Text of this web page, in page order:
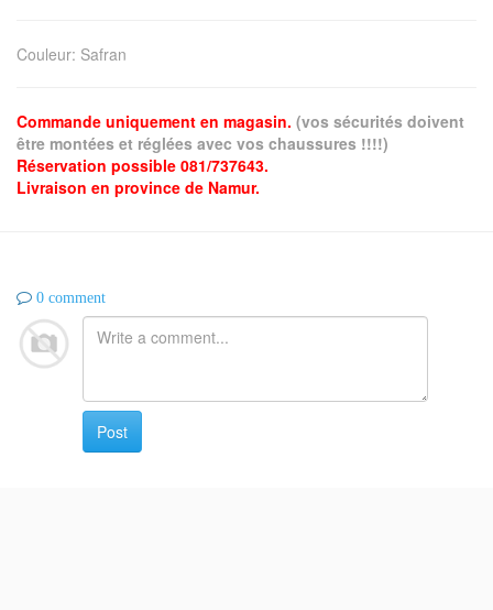
Couleur: Safran
Commande uniquement en magasin. (vos sécurités doivent
être montées et réglées avec vos chaussures !!!!)
Réservation possible 081/737643.
Livraison en province de Namur.
0 comment
Post